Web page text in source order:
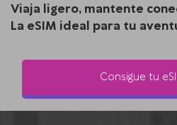
Viaja ligero, mantente
La eSIM ideal para tu
Consigue tu